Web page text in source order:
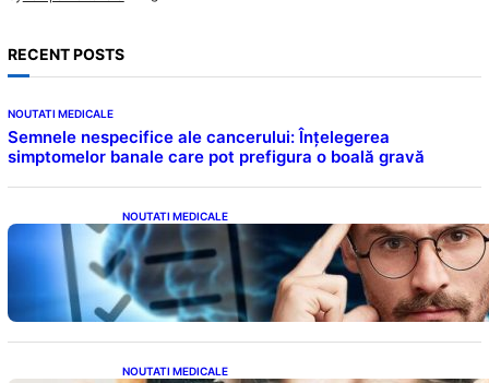
RECENT POSTS
NOUTATI MEDICALE
Semnele nespecifice ale cancerului: Înțelegerea
simptomelor banale care pot prefigura o boală gravă
NOUTATI MEDICALE
Inteligența dincolo de note: Semnele unui IQ
ridicat care nu țin de școală
NOUTATI MEDICALE